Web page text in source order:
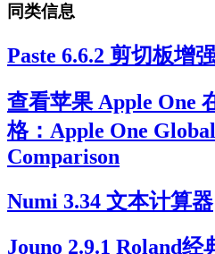
同类信息
Paste 6.6.2 剪切板增
查看苹果 Apple One
格：Apple One
Comparison
Numi 3.34 文本计算器
Jouno 2.9.1 Roland